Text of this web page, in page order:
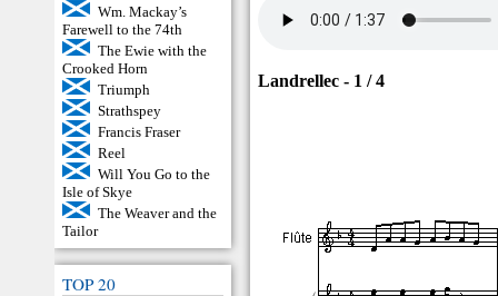
Wm. Mackay’s
Farewell to the 74th
The Ewie with the
Crooked Horn
Triumph
Strathspey
Francis Fraser
Reel
Will You Go to the
Isle of Skye
The Weaver and the
Tailor
TOP 20
Landrellec - 1 / 4